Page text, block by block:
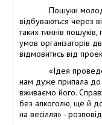
Пошуки
відбуваються через
таких тижнів пошуків,
умов організаторів
відмовитись від
«Ідея
нам дуже припала до
вживаємо його.
без алкоголю, ще й
на весілля» -